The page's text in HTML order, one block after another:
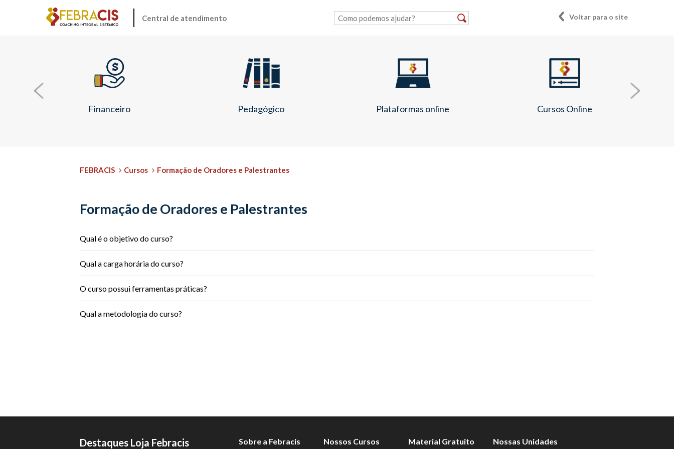
Central de atendimento Voltar para o site
Financeiro Pedagógico Plataformas online Cursos Online
FEBRACIS Cursos Formação de Oradores e Palestrantes
Formação de Oradores e Palestrantes
Qual é o objetivo do curso?
Qual a carga horária do curso?
O curso possui ferramentas práticas?
Qual a metodologia do curso?
Destaques Loja Febracis Sobre a Febracis Nossos Cursos Material Gratuito Nossas Unidades